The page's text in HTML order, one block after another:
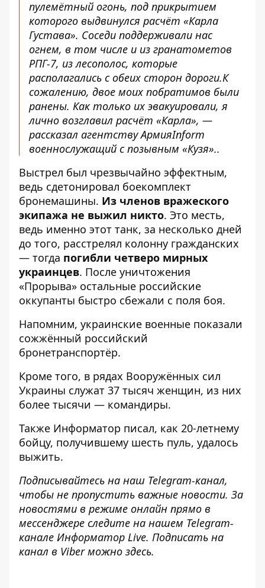
пулемётный огонь, под прикрытием
которого выдвинулся расчёт «Карла
Густава». Соседи поддерживали нас
огнем, в том числе и из гранатометов
РПГ-7, из лесополос, которые
располагались с обеих сторон дороги.К
сожалению, двое моих побратимов были
ранены. Как только их эвакуировали, я
лично возглавил расчёт «Карла», —
рассказал агентству АрмияInform
военнослужащий с позывным «Кузя»..
Выстрел был чрезвычайно эффектным,
ведь сдетонировал боекомплект
бронемашины. Из членов вражеского
экипажа не выжил никто. Это месть,
ведь именно этот танк, за несколько дней
до того, расстрелял колонну гражданских
— тогда погибли четверо мирных
украинцев. После уничтожения
«Прорыва» остальные российские
оккупанты быстро сбежали с поля боя.
Напомним, украинские военные показали
сожжённый российский
бронетранспортёр.
Кроме того, в рядах Вооружённых сил
Украины служат 37 тысяч женщин, из них
более тысячи — командиры.
Также Информатор писал, как 20-летнему
бойцу, получившему шесть пуль, удалось
выжить.
Подписывайтесь на наш Telegram-канал,
чтобы не пропустить важные новости. За
новостями в режиме онлайн прямо в
мессенджере следите на нашем Telegram-
канале Информатор Live. Подписать на
канал в Viber можно здесь.